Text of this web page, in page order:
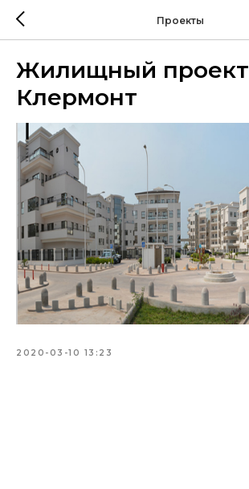
Проекты
Жилищный проект
Клермонт
2020-03-10 13:23